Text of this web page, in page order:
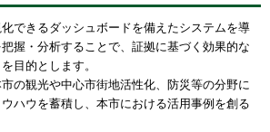
できるダッシュボードを備えたシステムを導
握・分析することで、証拠に基づく効果的な
目的とします。
の観光や中心市街地活性化、防災等の分野に
ハウを蓄積し、本市における活用事例を創る